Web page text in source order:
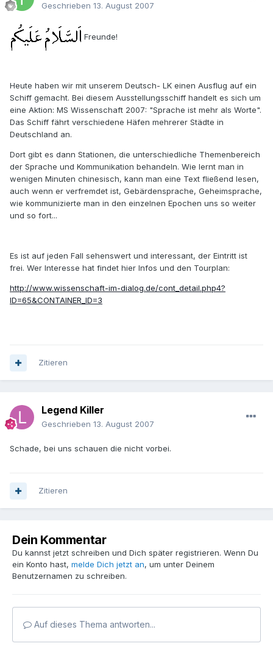
Geschrieben 13. August 2007
Freunde!
Heute haben wir mit unserem Deutsch- LK einen Ausflug auf ein
Schiff gemacht. Bei diesem Ausstellungsschiff handelt es sich um
eine Aktion: MS Wissenschaft 2007: "Sprache ist mehr als Worte".
Das Schiff fährt verschiedene Häfen mehrerer Städte in
Deutschland an.
Dort gibt es dann Stationen, die unterschiedliche Themenbereich
der Sprache und Kommunikation behandeln. Wie lernt man in
wenigen Minuten chinesisch, kann man eine Text fließend lesen,
auch wenn er verfremdet ist, Gebärdensprache, Geheimsprache,
wie kommunizierte man in den einzelnen Epochen uns so weiter
und so fort...
Es ist auf jeden Fall sehenswert und interessant, der Eintritt ist
frei. Wer Interesse hat findet hier Infos und den Tourplan:
http://www.wissenschaft-im-dialog.de/cont_detail.php4?
ID=65&CONTAINER_ID=3
Zitieren
Legend Killer
Geschrieben 13. August 2007
Schade, bei uns schauen die nicht vorbei.
Zitieren
Dein Kommentar
Du kannst jetzt schreiben und Dich später registrieren. Wenn Du
ein Konto hast, melde Dich jetzt an, um unter Deinem
Benutzernamen zu schreiben.
Auf dieses Thema antworten...